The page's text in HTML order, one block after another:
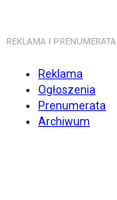
REKLAMA I PRENUMERATA
Reklama
Ogłoszenia
Prenumerata
Archiwum